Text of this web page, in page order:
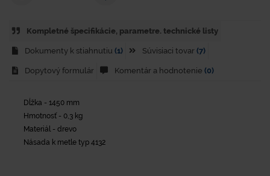
Kompletné špecifikácie, parametre. technické listy
Dokumenty k stiahnutiu (1) Súvisiaci tovar (7)
Dopytový formulár Komentár a hodnotenie (0)
Dĺžka - 1450 mm
Hmotnosť - 0,3 kg
Materiál - drevo
Násada k metle typ 4132